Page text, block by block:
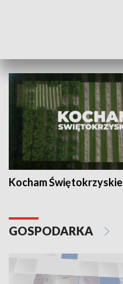
Kocham Świętokrzyskie
GOSPODARKA